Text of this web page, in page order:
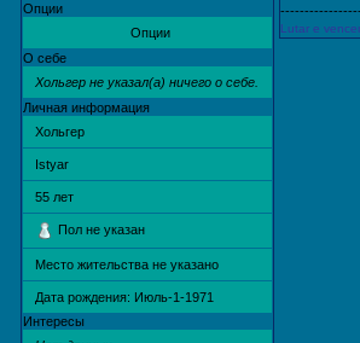
Опции
Опции
О себе
Хольгер не указал(а) ничего о себе.
Личная информация
Хольгер
Istyar
55 лет
Пол не указан
Место жительства не указано
Дата рождения: Июль-1-1971
Интересы
Lutar e